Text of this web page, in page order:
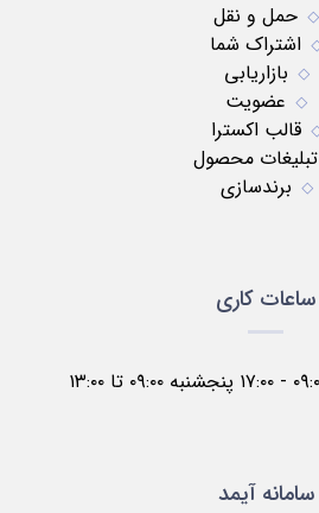
حمل و نقل
اشتراک شما
بازاریابی
عضویت
قالب اکسترا
تبلیغات محصول
برندسازی
ساعات کاری
سامانه آیمد